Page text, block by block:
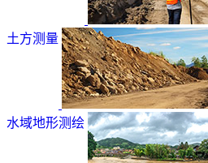
土方测量
水域地形测绘